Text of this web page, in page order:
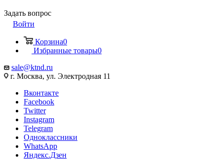
Задать вопрос
Войти
Корзина0
Избранные товары0
sale@ktnd.ru
г. Москва, ул. Электродная 11
Вконтакте
Facebook
Twitter
Instagram
Telegram
Одноклассники
WhatsApp
Яндекс.Дзен